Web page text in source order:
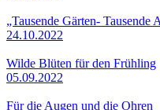
„Tausende Gärten- Tausende
24.10.2022
Wilde Blüten für den Frühling
05.09.2022
Für die Augen und die Ohren